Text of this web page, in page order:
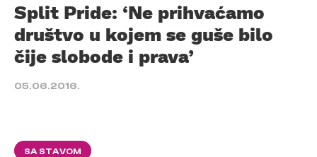
Split Pride: ‘Ne prihvaćamo
društvo u kojem se guše bilo
čije slobode i prava’
05.06.2016.
SA STAVOM